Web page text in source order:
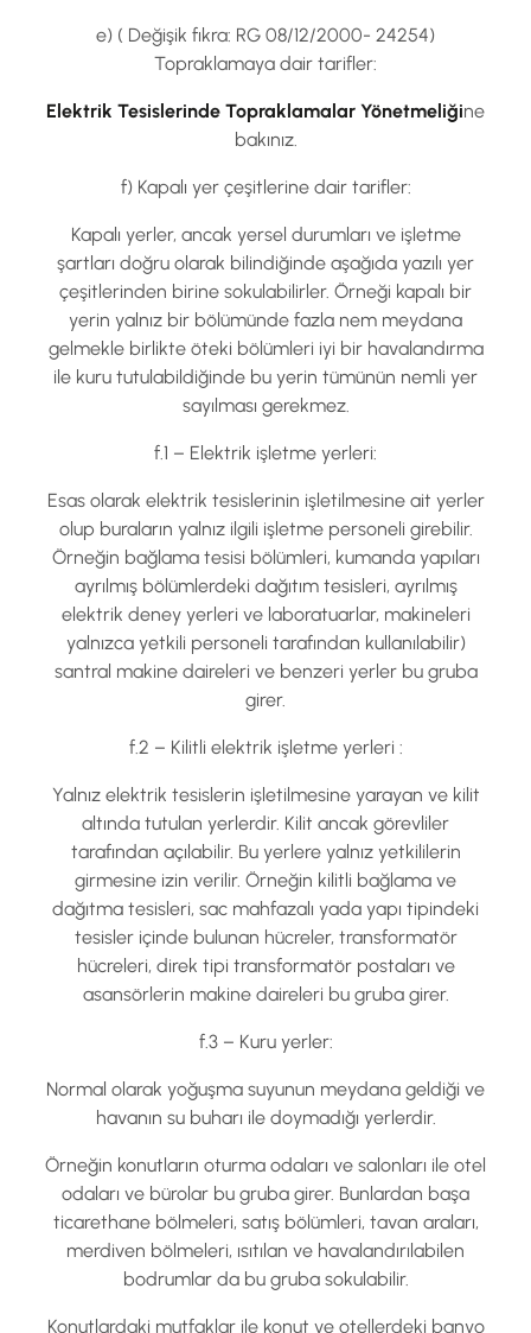
e) ( Değişik fıkra: RG 08/12/2000- 24254)
Topraklamaya dair tarifler:
Elektrik Tesislerinde Topraklamalar Yönetmeliğine
bakınız.
f) Kapalı yer çeşitlerine dair tarifler:
Kapalı yerler, ancak yersel durumları ve işletme
şartları doğru olarak bilindiğinde aşağıda yazılı yer
çeşitlerinden birine sokulabilirler. Örneği kapalı bir
yerin yalnız bir bölümünde fazla nem meydana
gelmekle birlikte öteki bölümleri iyi bir havalandırma
ile kuru tutulabildiğinde bu yerin tümünün nemli yer
sayılması gerekmez.
f.1 – Elektrik işletme yerleri:
Esas olarak elektrik tesislerinin işletilmesine ait yerler
olup buraların yalnız ilgili işletme personeli girebilir.
Örneğin bağlama tesisi bölümleri, kumanda yapıları
ayrılmış bölümlerdeki dağıtım tesisleri, ayrılmış
elektrik deney yerleri ve laboratuarlar, makineleri
yalnızca yetkili personeli tarafından kullanılabilir)
santral makine daireleri ve benzeri yerler bu gruba
girer.
f.2 – Kilitli elektrik işletme yerleri :
Yalnız elektrik tesislerin işletilmesine yarayan ve kilit
altında tutulan yerlerdir. Kilit ancak görevliler
tarafından açılabilir. Bu yerlere yalnız yetkililerin
girmesine izin verilir. Örneğin kilitli bağlama ve
dağıtma tesisleri, sac mahfazalı yada yapı tipindeki
tesisler içinde bulunan hücreler, transformatör
hücreleri, direk tipi transformatör postaları ve
asansörlerin makine daireleri bu gruba girer.
f.3 – Kuru yerler:
Normal olarak yoğuşma suyunun meydana geldiği ve
havanın su buharı ile doymadığı yerlerdir.
Örneğin konutların oturma odaları ve salonları ile otel
odaları ve bürolar bu gruba girer. Bunlardan başa
ticarethane bölmeleri, satış bölümleri, tavan araları,
merdiven bölmeleri, ısıtılan ve havalandırılabilen
bodrumlar da bu gruba sokulabilir.
Konutlardaki mutfaklar ile konut ve otellerdeki banyo